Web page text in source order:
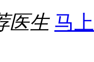
医生 马